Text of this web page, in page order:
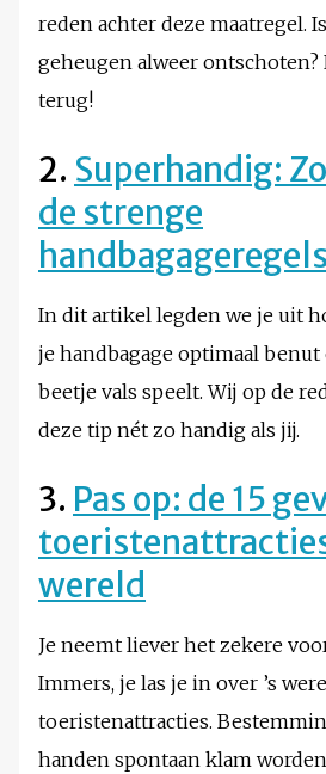
reden achter deze maatregel.
geheugen alweer ontschoten?
terug!
2. Superhandig:
de strenge
handbagageregels
In dit artikel legden we je uit
je handbagage optimaal
beetje vals speelt. Wij op de
deze tip nét zo handig als jij.
3. Pas op: de 15
wereld
Je neemt liever het zekere
Immers, je las je in over ’s
toeristenattracties.
handen spontaan klam